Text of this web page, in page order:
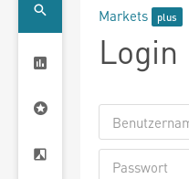
Markets
Login